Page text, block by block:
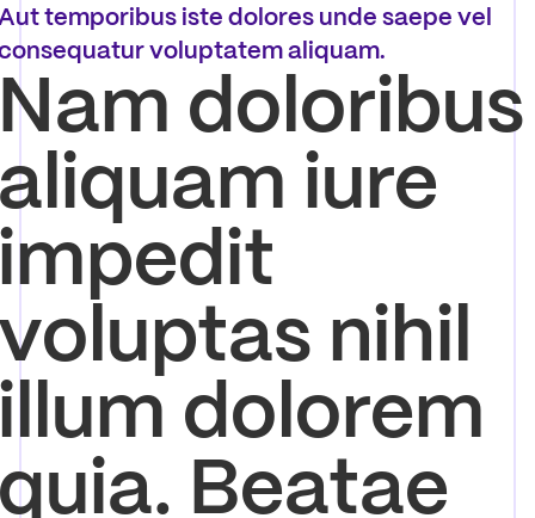
temporibus iste dolores unde saepe vel
voluptatem aliquam.
doloribus
iure
nihil
dolorem
Beatae